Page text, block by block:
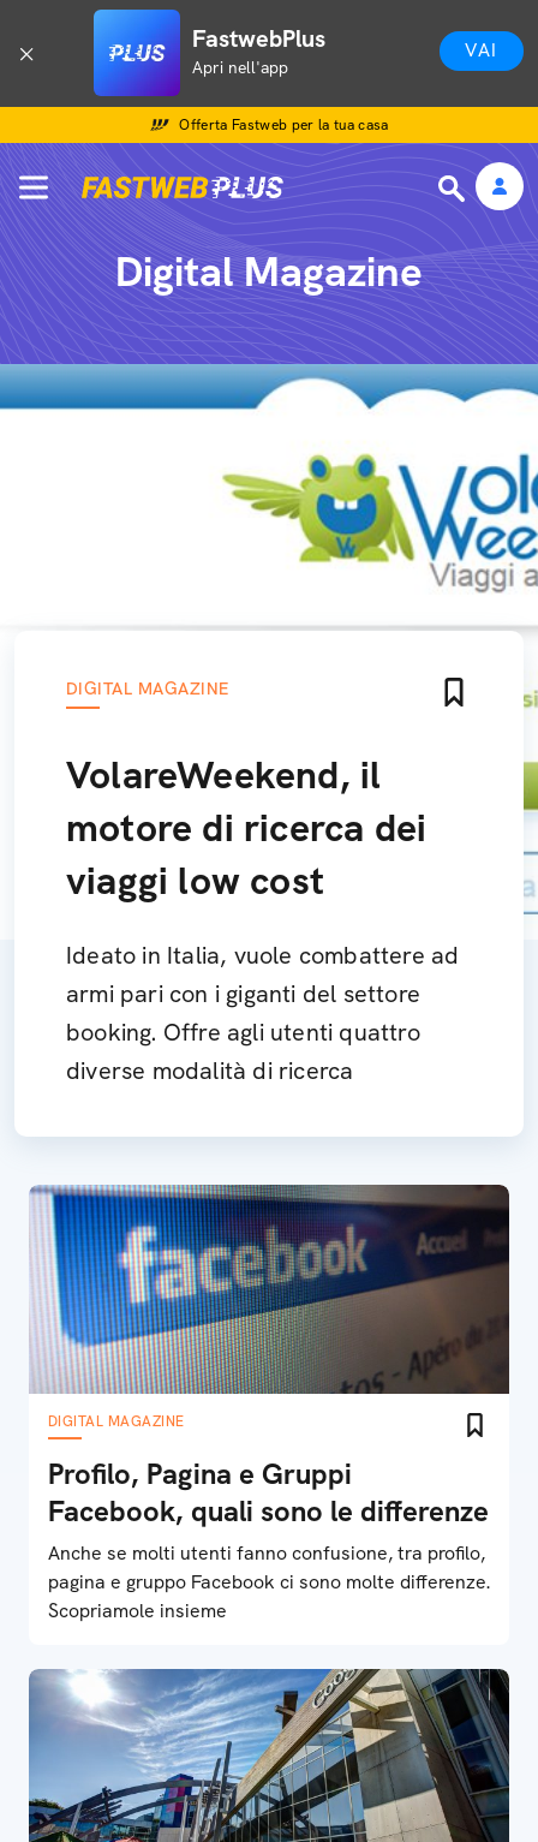
FastwebPlus
Apri nell'app
VAI
Offerta Fastweb per la tua casa
Digital Magazine
DIGITAL MAGAZINE
VolareWeekend, il
motore di ricerca dei
viaggi low cost
Ideato in Italia, vuole combattere ad
armi pari con i giganti del settore
booking. Offre agli utenti quattro
diverse modalità di ricerca
DIGITAL MAGAZINE
Profilo, Pagina e Gruppi
Facebook, quali sono le differenze
Anche se molti utenti fanno confusione, tra profilo,
pagina e gruppo Facebook ci sono molte differenze.
Scopriamole insieme